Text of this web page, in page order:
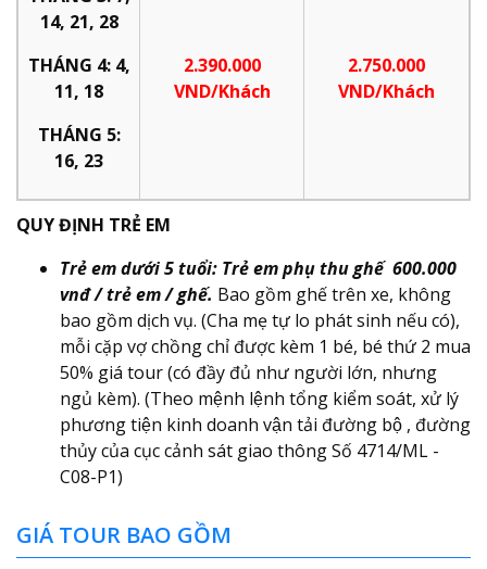
14, 21, 28
THÁNG 4: 4,
11, 18
THÁNG 5:
16, 23
2.390.000
VND/Khách
2.750.000
VND/Khách
QUY ĐỊNH TRẺ EM
Trẻ em dưới 5 tuổi: Trẻ em phụ thu ghế 600.000
vnđ / trẻ em / ghế. Bao gồm ghế trên xe, không
bao gồm dịch vụ. (Cha mẹ tự lo phát sinh nếu có),
mỗi cặp vợ chồng chỉ được kèm 1 bé, bé thứ 2 mua
50% giá tour (có đầy đủ như người lớn, nhưng
ngủ kèm). (Theo mệnh lệnh tổng kiểm soát, xử lý
phương tiện kinh doanh vận tải đường bộ , đường
thủy của cục cảnh sát giao thông Số 4714/ML -
C08-P1)
GIÁ TOUR BAO GỒM